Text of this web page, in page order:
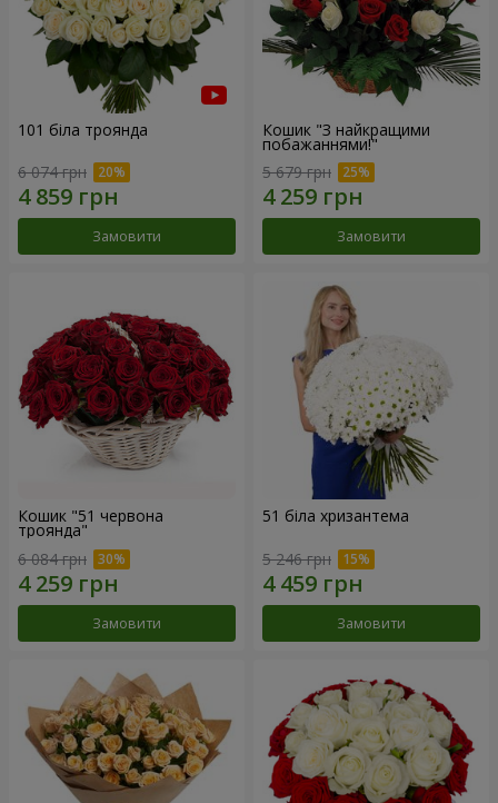
101 біла троянда
6 074 грн
Замовити
Кошик "З найкращими
побажаннями!"
5 679 грн
Замовити
Кошик "51 червона
троянда"
6 084 грн
Замовити
51 біла хризантема
5 246 грн
Замовити